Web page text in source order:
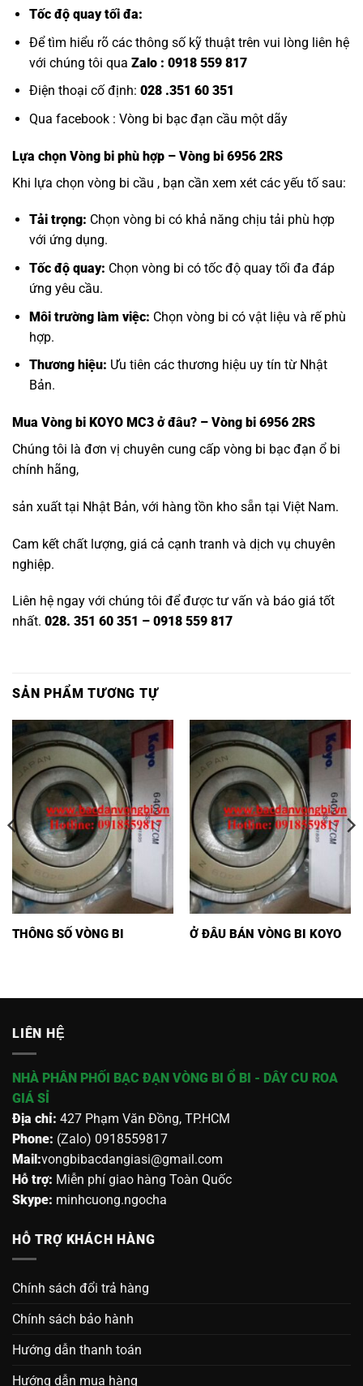
Tốc độ quay tối đa:
Để tìm hiểu rõ các thông số kỹ thuật trên vui lòng liên hệ
với chúng tôi qua Zalo : 0918 559 817
Điện thoại cố định: 028 .351 60 351
Qua facebook : Vòng bi bạc đạn cầu một dãy
Lựa chọn Vòng bi phù hợp – Vòng bi 6956 2RS
Khi lựa chọn vòng bi cầu , bạn cần xem xét các yếu tố sau:
Tải trọng: Chọn vòng bi có khả năng chịu tải phù hợp
với ứng dụng.
Tốc độ quay: Chọn vòng bi có tốc độ quay tối đa đáp
ứng yêu cầu.
Môi trường làm việc: Chọn vòng bi có vật liệu và rế phù
hợp.
Thương hiệu: Ưu tiên các thương hiệu uy tín từ Nhật
Bản.
Mua Vòng bi KOYO MC3 ở đâu? – Vòng bi 6956 2RS
Chúng tôi là đơn vị chuyên cung cấp vòng bi bạc đạn ổ bi
chính hãng,
sản xuất tại Nhật Bản, với hàng tồn kho sẵn tại Việt Nam.
Cam kết chất lượng, giá cả cạnh tranh và dịch vụ chuyên
nghiệp.
Liên hệ ngay với chúng tôi để được tư vấn và báo giá tốt
nhất. 028. 351 60 351 – 0918 559 817
SẢN PHẨM TƯƠNG TỰ
THÔNG SỐ VÒNG BI Ở ĐÂU BÁN VÒNG BI KOYO
LIÊN HỆ
NHÀ PHÂN PHỐI BẠC ĐẠN VÒNG BI Ổ BI - DÂY CU ROA
GIÁ SỈ
Địa chỉ: 427 Phạm Văn Đồng, TP.HCM
Phone: (Zalo) 0918559817
Mail:vongbibacdangiasi@gmail.com
Hỗ trợ: Miễn phí giao hàng Toàn Quốc
Skype: minhcuong.ngocha
HỖ TRỢ KHÁCH HÀNG
Chính sách đổi trả hàng
Chính sách bảo hành
Hướng dẫn thanh toán
Hướng dẫn mua hàng